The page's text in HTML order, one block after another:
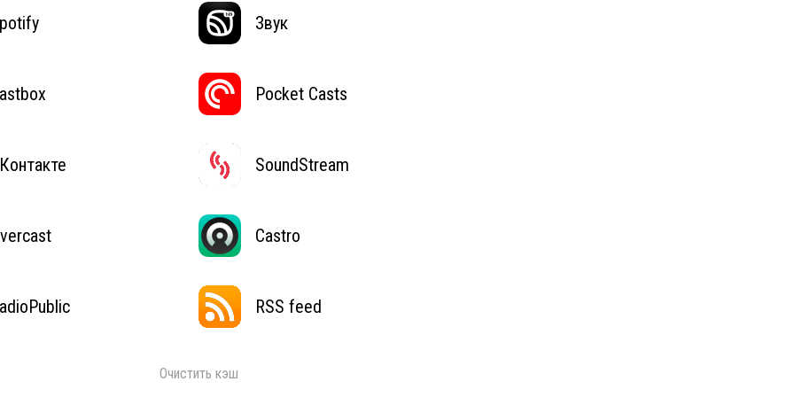
Звук
Pocket Casts
SoundStream
Castro
RSS feed
Очистить кэш